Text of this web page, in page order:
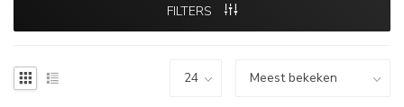
FILTERS